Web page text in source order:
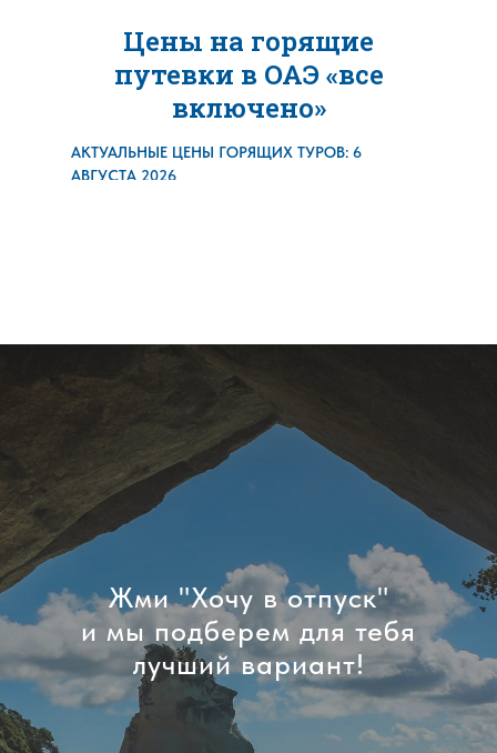
Цены на горящие
путевки в ОАЭ «все
включено»
АКТУАЛЬНЫЕ ЦЕНЫ ГОРЯЩИХ ТУРОВ: 6
АВГУСТА 2026
Жми "Хочу в отпуск"
и мы подберем для тебя
лучший вариант!